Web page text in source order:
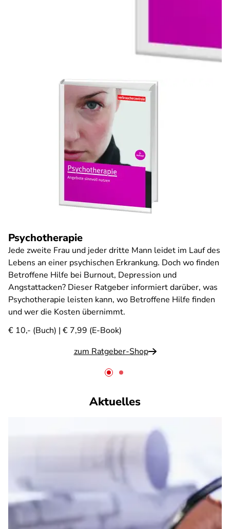
Psychotherapie
Jede zweite Frau und jeder dritte Mann leidet im Lauf des
Lebens an einer psychischen Erkrankung. Doch wo finden
Betroffene Hilfe bei Burnout, Depression und
Angstattacken? Dieser Ratgeber informiert darüber, was
Psychotherapie leisten kann, wo Betroffene Hilfe finden
und wer die Kosten übernimmt.
€ 10,- (Buch) | € 7,99 (E-Book)
zum Ratgeber-Shop
Aktuelles